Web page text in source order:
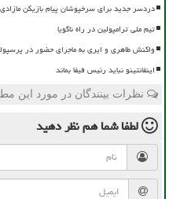
دردسر جدید برای سرخپوشان پیام بازیکن
تیم ملی ترامپولین در راه ناگویا
واکنش طاهری و ایری به ماجرای حضور در
اینفانتینو نباید رئیس فیفا بماند
نظرات بینندگان در مورد این
لطفا شما همنظر دهید